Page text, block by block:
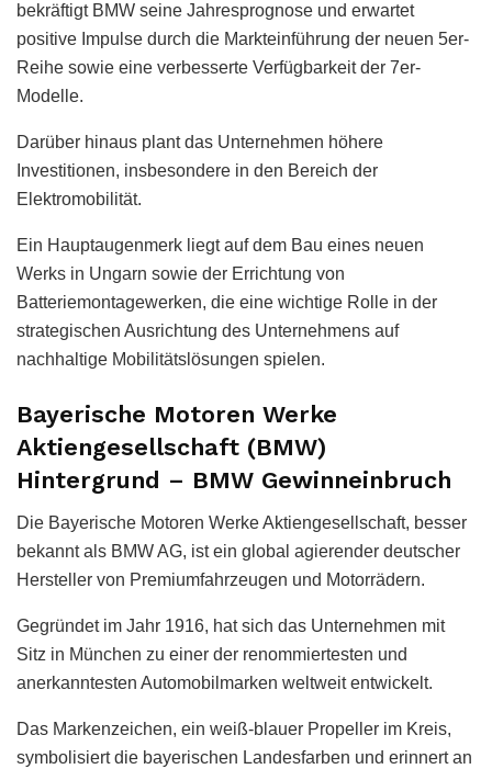
bekräftigt BMW seine Jahresprognose und erwartet
positive Impulse durch die Markteinführung der neuen 5er-
Reihe sowie eine verbesserte Verfügbarkeit der 7er-
Modelle.
Darüber hinaus plant das Unternehmen höhere
Investitionen, insbesondere in den Bereich der
Elektromobilität.
Ein Hauptaugenmerk liegt auf dem Bau eines neuen
Werks in Ungarn sowie der Errichtung von
Batteriemontagewerken, die eine wichtige Rolle in der
strategischen Ausrichtung des Unternehmens auf
nachhaltige Mobilitätslösungen spielen.
Bayerische Motoren Werke
Aktiengesellschaft (BMW)
Hintergrund – BMW Gewinneinbruch
Die Bayerische Motoren Werke Aktiengesellschaft, besser
bekannt als BMW AG, ist ein global agierender deutscher
Hersteller von Premiumfahrzeugen und Motorrädern.
Gegründet im Jahr 1916, hat sich das Unternehmen mit
Sitz in München zu einer der renommiertesten und
anerkanntesten Automobilmarken weltweit entwickelt.
Das Markenzeichen, ein weiß-blauer Propeller im Kreis,
symbolisiert die bayerischen Landesfarben und erinnert an